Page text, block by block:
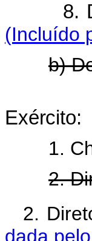
8.
(Incluído
b)
1.
2.
2.
dada